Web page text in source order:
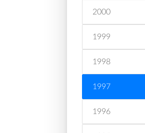
2000
1999
1998
1997
1996